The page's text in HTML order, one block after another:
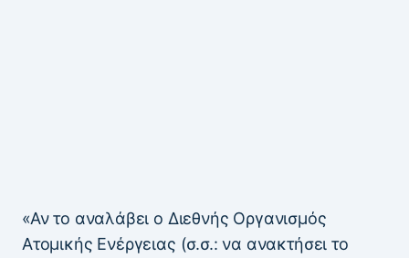
«Αν το αναλάβει ο Διεθνής Οργανισμός
Ατομικής Ενέργειας (σ.σ.: να ανακτήσει το